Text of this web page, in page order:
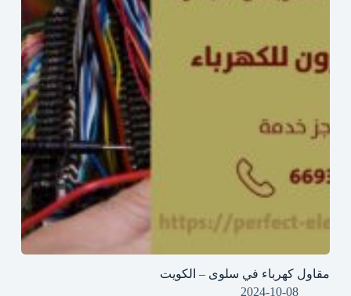
مقاول كهرباء في سلوى – الكويت
2024-10-08